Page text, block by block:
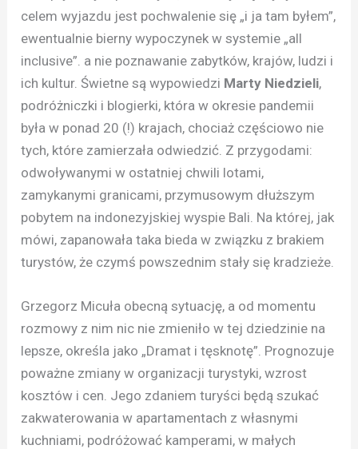
celem wyjazdu jest pochwalenie się „i ja tam byłem”,
ewentualnie bierny wypoczynek w systemie „all
inclusive”. a nie poznawanie zabytków, krajów, ludzi i
ich kultur. Świetne są wypowiedzi Marty Niedzieli,
podróżniczki i blogierki, która w okresie pandemii
była w ponad 20 (!) krajach, chociaż częściowo nie
tych, które zamierzała odwiedzić. Z przygodami:
odwoływanymi w ostatniej chwili lotami,
zamykanymi granicami, przymusowym dłuższym
pobytem na indonezyjskiej wyspie Bali. Na której, jak
mówi, zapanowała taka bieda w związku z brakiem
turystów, że czymś powszednim stały się kradzieże.
Grzegorz Micuła obecną sytuację, a od momentu
rozmowy z nim nic nie zmieniło w tej dziedzinie na
lepsze, określa jako „Dramat i tęsknotę”. Prognozuje
poważne zmiany w organizacji turystyki, wzrost
kosztów i cen. Jego zdaniem turyści będą szukać
zakwaterowania w apartamentach z własnymi
kuchniami, podróżować kamperami, w małych